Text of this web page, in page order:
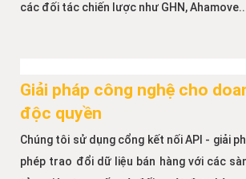
các đối tác chiến lược như GHN,
Giải pháp công nghệ cho
độc quyền
Chúng tôi sử dụng cổng kết nối API - giải
phép trao đổi dữ liệu bán hàng với các